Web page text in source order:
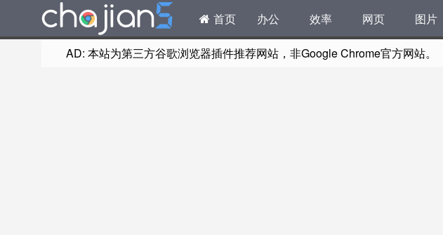
首页 办公 效率 网页 图片
AD: 本站为第三方谷歌浏览器插件推荐网站，非Google Chrome官方网站。